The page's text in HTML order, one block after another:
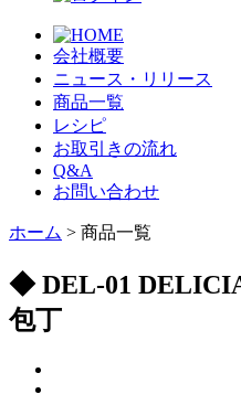
会社概要
ニュース・リリース
商品一覧
レシピ
お取引きの流れ
Q&A
お問い合わせ
ホーム > 商品一覧
◆ DEL-01
包丁